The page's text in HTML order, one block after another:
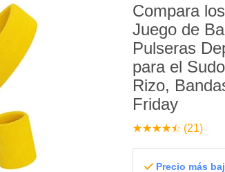
Compara
Juego de
Pulseras
para el
Rizo,
Friday
☆☆☆☆☆
★★★★★ (21)
Precio más